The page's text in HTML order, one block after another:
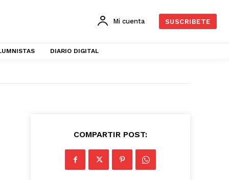
Mi cuenta SUSCRIBETE
DIARIO DIGITAL
COMPARTIR POST: